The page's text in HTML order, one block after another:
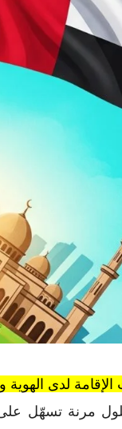
لدى الهوية
مرنة تسهّل على